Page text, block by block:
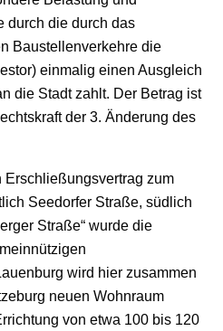
durch die durch das
Baustellenverkehre die
einmalig einen Ausgleich
die Stadt zahlt. Der Betrag ist
der 3. Änderung des
zum
Seedorfer Straße, südlich
Straße“ wurde die
wird hier zusammen
neuen Wohnraum
von etwa 100 bis 120